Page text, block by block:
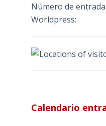
Número de
Worldpress:
Calendario